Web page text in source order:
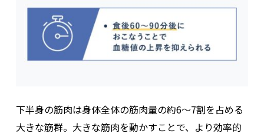
下半身の筋肉は身体全体の筋肉量の約6～7割を占める
大きな筋群。大きな筋肉を動かすことで、より効率的